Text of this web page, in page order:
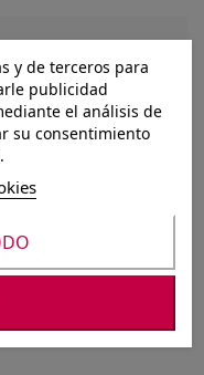
90
registrarte o
y de terceros para
publicidad
el análisis de
su consentimiento